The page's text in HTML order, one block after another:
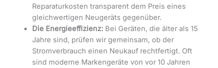
Reparaturkosten transparent dem Preis eines
gleichwertigen Neugeräts gegenüber.
Die Energieeffizienz: Bei Geräten, die älter als 15
Jahre sind, prüfen wir gemeinsam, ob der
Stromverbrauch einen Neukauf rechtfertigt. Oft
sind moderne Markengeräte von vor 10 Jahren